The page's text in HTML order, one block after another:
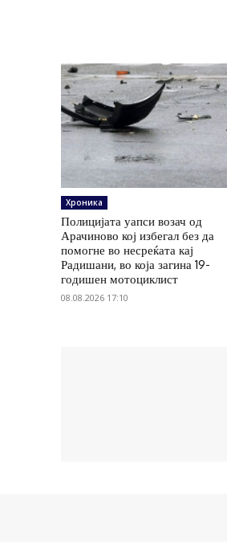
Хроника
Полицијата уапси возач од
Арачиново кој избегал без да
помогне во несреќата кај
Радишани, во која загина 19-
годишен мотоциклист
08.08.2026 17:10